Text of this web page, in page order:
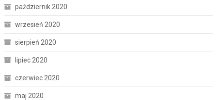
październik 2020
wrzesień 2020
sierpień 2020
lipiec 2020
czerwiec 2020
maj 2020